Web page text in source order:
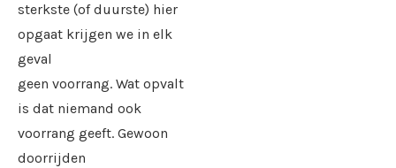
sterkste (of duurste) hier
opgaat krijgen we in elk
geval
geen voorrang. Wat opvalt
is dat niemand ook
voorrang geeft. Gewoon
doorrijden